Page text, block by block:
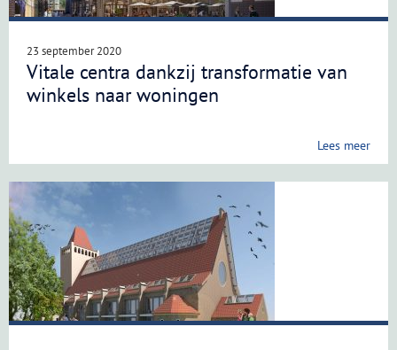
23 september 2020
Vitale centra dankzij transformatie van
winkels naar woningen
Lees meer